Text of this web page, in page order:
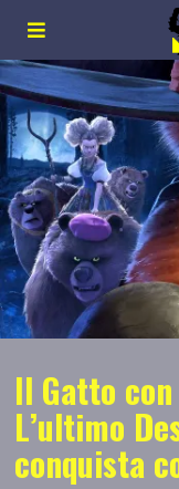
Il Gatto
L’ultimo
conquista